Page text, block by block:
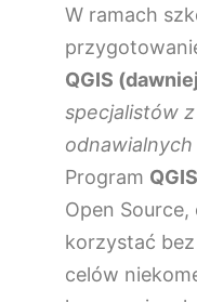
W ramach
QGIS
specjalistów
odnawialnych
Program QGIS
Open
korzystać
celów